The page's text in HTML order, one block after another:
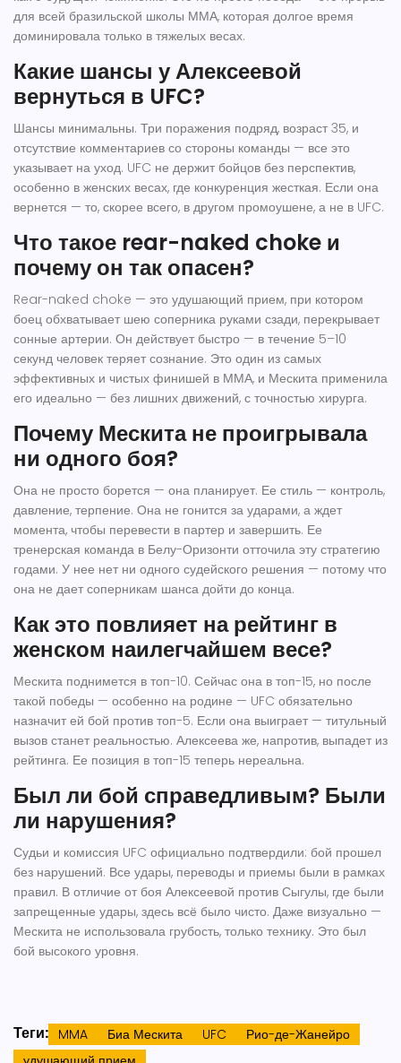
для всей бразильской школы ММА, которая долгое время
доминировала только в тяжелых весах.
Какие шансы у Алексеевой
вернуться в UFC?
Шансы минимальны. Три поражения подряд, возраст 35, и
отсутствие комментариев со стороны команды — все это
указывает на уход. UFC не держит бойцов без перспектив,
особенно в женских весах, где конкуренция жесткая. Если она
вернется — то, скорее всего, в другом промоушене, а не в UFC.
Что такое rear-naked choke и
почему он так опасен?
Rear-naked choke — это удушающий прием, при котором
боец обхватывает шею соперника руками сзади, перекрывает
сонные артерии. Он действует быстро — в течение 5–10
секунд человек теряет сознание. Это один из самых
эффективных и чистых финишей в ММА, и Мескита применила
его идеально — без лишних движений, с точностью хирурга.
Почему Мескита не проигрывала
ни одного боя?
Она не просто борется — она планирует. Ее стиль — контроль,
давление, терпение. Она не гонится за ударами, а ждет
момента, чтобы перевести в партер и завершить. Ее
тренерская команда в Белу-Оризонти отточила эту стратегию
годами. У нее нет ни одного судейского решения — потому что
она не дает соперникам шанса дойти до конца.
Как это повлияет на рейтинг в
женском наилегчайшем весе?
Мескита поднимется в топ-10. Сейчас она в топ-15, но после
такой победы — особенно на родине — UFC обязательно
назначит ей бой против топ-5. Если она выиграет — титульный
вызов станет реальностью. Алексеева же, напротив, выпадет из
рейтинга. Ее позиция в топ-15 теперь нереальна.
Был ли бой справедливым? Были
ли нарушения?
Судьи и комиссия UFC официально подтвердили: бой прошел
без нарушений. Все удары, переводы и приемы были в рамках
правил. В отличие от боя Алексеевой против Сыгулы, где были
запрещенные удары, здесь всё было чисто. Даже визуально —
Мескита не использовала грубость, только технику. Это был
бой высокого уровня.
Теги: MMA Биа Мескита UFC
Рио-де-Жанейро